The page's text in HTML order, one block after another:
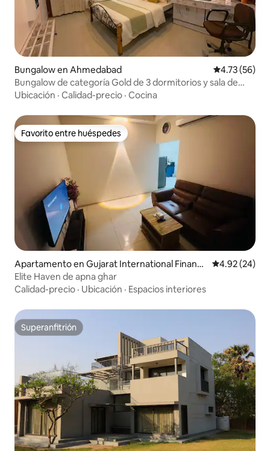
Bungalow en Ahmedabad Calificación
4.73 (56)
Bungalow de categoría Gold de 3 dormitorios y sala de
estar cerca del lago Kankaria
Ubicación · Calidad-precio · Cocina
Favorito entre huéspedes
Favorito entre huéspedes
Apartamento en Gujarat International Finance
Tec-City
Calificación
4.92 (24)
Elite Haven de apna ghar
Calidad-precio · Ubicación · Espacios interiores
Superanfitrión
Superanfitrión